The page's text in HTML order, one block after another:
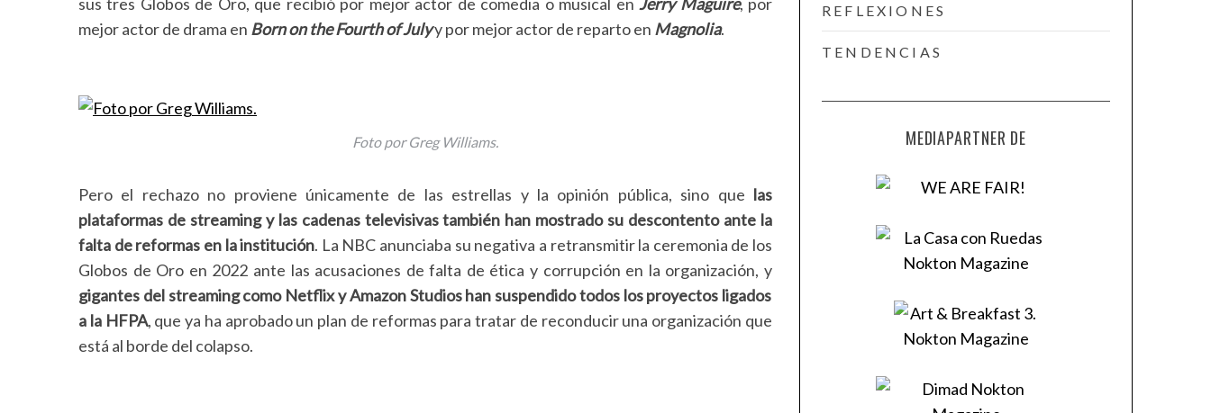
mejor actor de drama en Born on the Fourth of Julyy por mejor actor de reparto en Magnolia.
Foto por Greg Williams.
Pero el rechazo no proviene únicamente de las estrellas y la opinión pública, sino que las
plataformas de streaming y las cadenas televisivas también han mostrado su descontento ante la
falta de reformas en la institución. La NBC anunciaba su negativa a retransmitir la ceremonia de los
Globos de Oro en 2022 ante las acusaciones de falta de ética y corrupción en la organización, y
gigantes del streaming como Netflix y Amazon Studios han suspendido todos los proyectos ligados
a la HFPA, que ya ha aprobado un plan de reformas para tratar de reconducir una organización que
está al borde del colapso.
REFLEXIONES
TENDENCIAS
MEDIAPARTNER DE
: